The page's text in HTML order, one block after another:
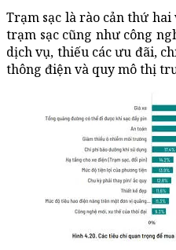
Trạm sạc là rào cản thứ
trạm sạc cũng như công
dịch vụ, thiếu các ưu đãi,
thông điện và quy mô thị